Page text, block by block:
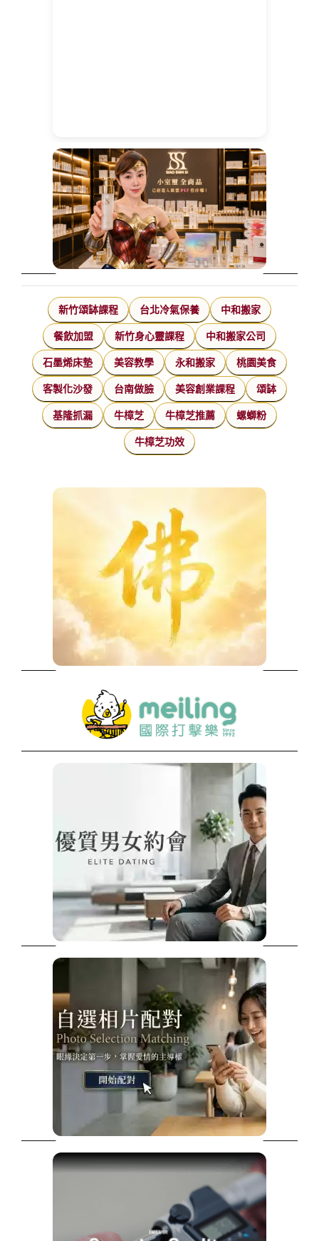
新竹頌缽課程 台北冷氣保養 中和搬家
餐飲加盟 新竹身心靈課程 中和搬家公司
石墨烯床墊 美容教學 永和搬家 桃園美食
客製化沙發 台南做臉 美容創業課程 頌缽
基隆抓漏 牛樟芝 牛樟芝推薦 螺螄粉
牛樟芝功效